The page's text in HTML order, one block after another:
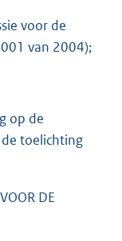
voor de
van 2004);
op de
toelichting
DE